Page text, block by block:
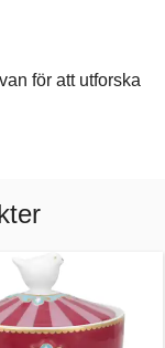
för att utforska